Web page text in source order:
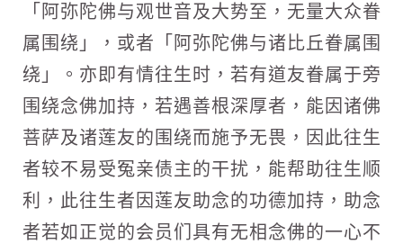
「阿弥陀佛与观世音及大势至，无量大众眷
属围绕」，或者「阿弥陀佛与诸比丘眷属围
绕」。亦即有情往生时，若有道友眷属于旁
围绕念佛加持，若遇善根深厚者，能因诸佛
菩萨及诸莲友的围绕而施予无畏，因此往生
者较不易受冤亲债主的干扰，能帮助往生顺
利，此往生者因莲友助念的功德加持，助念
者若如正觉的会员们具有无相念佛的一心不